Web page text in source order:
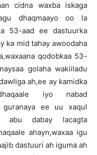
cidna waxba iskaga
dhaqmaayo oo la
53-aad ee dastuurka
ka mid tahay awoodaha
qodobkaa 53-
golaha wakiiladu
ah,ee ay kamidka
iyo nabad
ee uu xaqul
abu dabay lacagta
ahayn,waxaa igu
dastuuri ah iguma ah